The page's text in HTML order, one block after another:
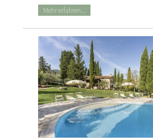
Mehr erfahren...